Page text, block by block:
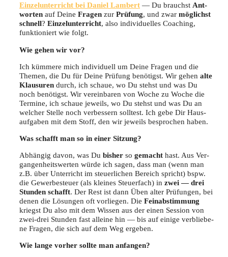
Ein­zel­un­ter­richt bei Dani­el Lam­bert — Du brauchst Ant­
wor­ten auf Dei­ne Fra­gen zur Prü­fung, und zwar mög­lichst
schnell? Ein­zel­un­ter­richt, also indi­vi­du­el­les Coa­ching,
funk­tio­niert wie folgt.
Wie gehen wir vor?
Ich küm­me­re mich indi­vi­du­ell um Dei­ne Fra­gen und die
The­men, die Du für Dei­ne Prü­fung benö­tigst. Wir gehen alte
Klau­su­ren durch, ich schaue, wo Du stehst und was Du
noch benö­tigst. Wir ver­ein­ba­ren von Woche zu Woche die
Ter­mi­ne, ich schaue jeweils, wo Du stehst und was Du an
wel­cher Stel­le noch ver­bes­sern soll­test. Ich gebe Dir Haus­
auf­ga­ben mit dem Stoff, den wir jeweils bespro­chen haben.
Was schafft man so in einer Sitzung?
Abhän­gig davon, was Du bis­her so gemacht hast. Aus Ver­
gan­gen­heits­wer­ten wür­de ich sagen, dass man (wenn man
z.B. über Unter­richt im steu­er­li­chen Bereich spricht) bspw.
die Gewer­be­steu­er (als klei­nes Steu­er­fach) in zwei — drei
Stun­den schafft. Der Rest ist dann Üben alter Prü­fun­gen, bei
denen die Lösun­gen oft vor­lie­gen. Die Fein­ab­stim­mung
kriegst Du also mit dem Wis­sen aus der einen Ses­si­on von
zwei-drei Stun­den fast allei­ne hin — bis auf eini­ge ver­blie­be­
ne Fra­gen, die sich auf dem Weg ergeben.
Wie lan­ge vor­her soll­te man anfangen?